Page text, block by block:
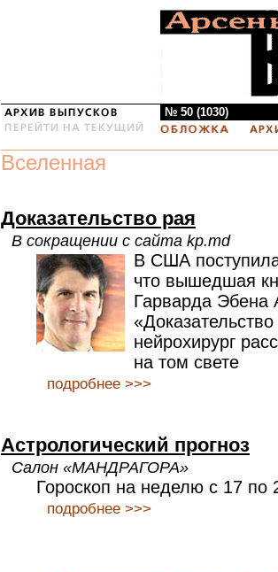
№ 50 (1030)
Вселенная
Доказательство рая
В сокращении с сайта kp.md
В США
что вышедшая
Гарварда Эбена
нейрохирург
на том свете
подробнее >>>
Астрологический прогноз
Салон «МАНДРАГОРА»
Гороскоп на неделю с 17 по
подробнее >>>